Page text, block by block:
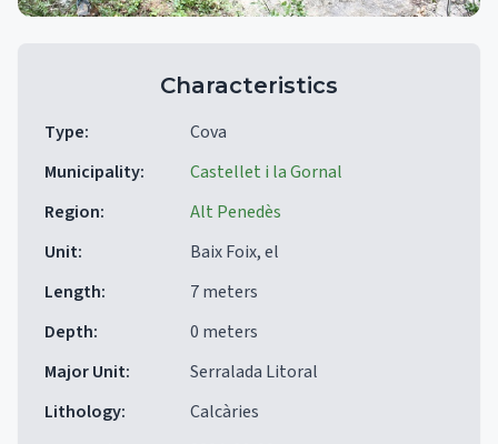
Characteristics
Type:
Cova
Municipality:
Castellet i la Gornal
Region:
Alt Penedès
Unit:
Baix Foix, el
Length:
7 meters
Depth:
0 meters
Major Unit:
Serralada Litoral
Lithology:
Calcàries